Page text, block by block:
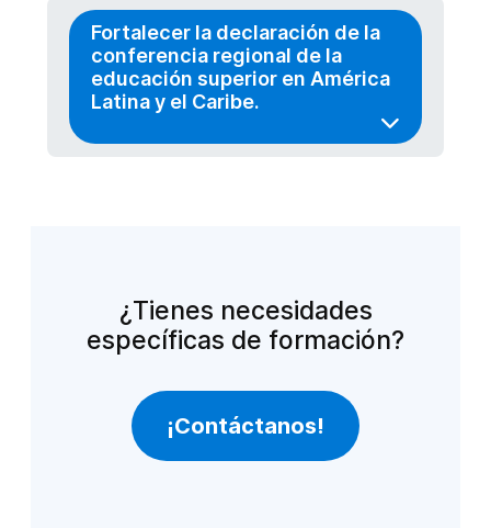
Fortalecer la declaración de la
conferencia regional de la
educación superior en América
Latina y el Caribe.
¿Tienes necesidades
específicas de formación?
¡Contáctanos!